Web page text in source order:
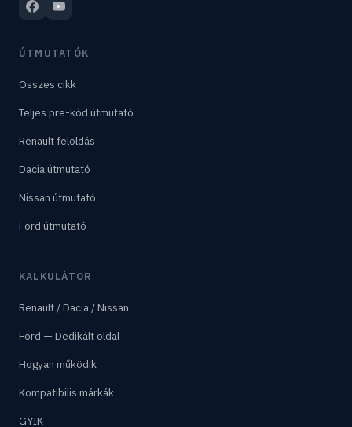
ÚTMUTATÓK
Összes cikk
Teljes pre-kód útmutató
Renault feloldás
Dacia útmutató
Nissan útmutató
Ford útmutató
KALKULÁTOR
Renault / Dacia / Nissan
Ford — Dedikált oldal
Hogyan működik
Kompatibilis márkák
GYIK